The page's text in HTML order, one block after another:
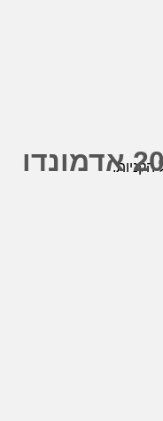
הקניות.הלב – מהדורת 2010 אדמונדו